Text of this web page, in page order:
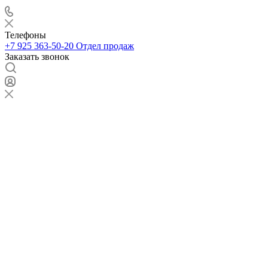
Телефоны
+7 925 363-50-20 Отдел продаж
Заказать звонок